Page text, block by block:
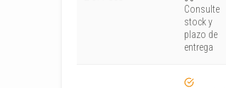
Consulte
stock y
plazo de
entrega